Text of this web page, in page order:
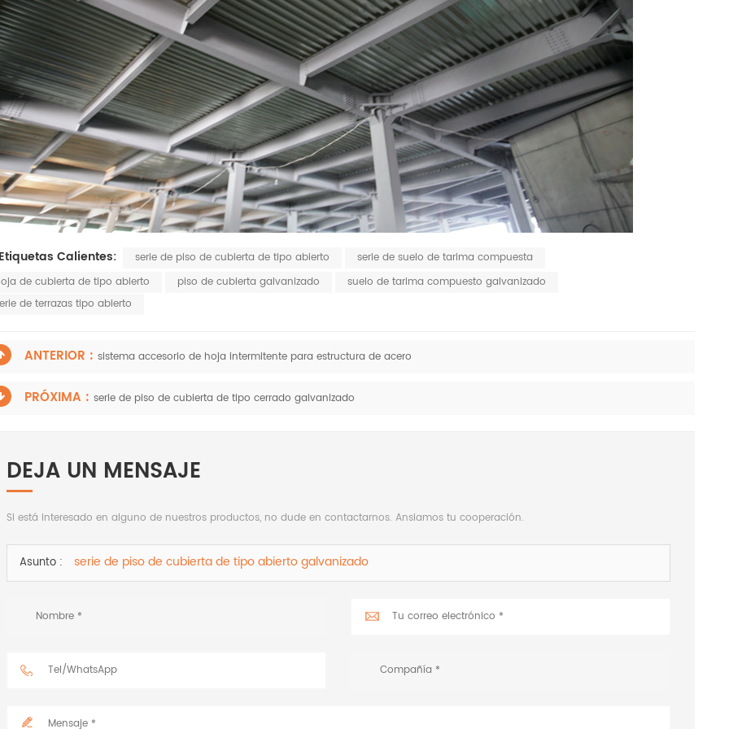
Calientes: serie de piso de cubierta de tipo abierto
serie de suelo de tarima compuesta
de cubierta de tipo abierto
piso de cubierta galvanizado
suelo de tarima compuesto galvanizado
de terrazas tipo abierto
ANTERIOR : sistema accesorio de hoja intermitente para estructura de acero
PRÓXIMA : serie de piso de cubierta de tipo cerrado galvanizado
DEJA UN MENSAJE
Si está interesado en alguno de nuestros productos, no dude en contactarnos. Ansiamos tu cooperación.
Asunto : serie de piso de cubierta de tipo abierto galvanizado